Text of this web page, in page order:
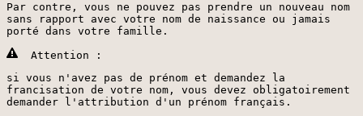
Par contre, vous ne pouvez pas prendre un nouveau nom
sans rapport avec votre nom de naissance ou jamais
porté dans votre famille.
Attention :
si vous n'avez pas de prénom et demandez la
francisation de votre nom, vous devez obligatoirement
demander l'attribution d'un prénom français.